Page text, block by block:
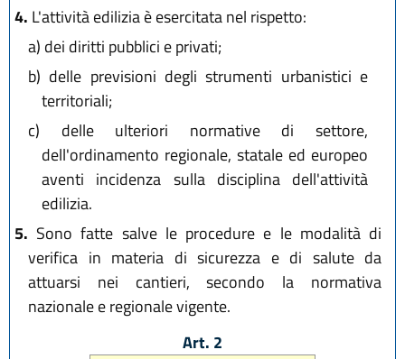
4. L'attività edilizia è esercitata nel rispetto:
a) dei diritti pubblici e privati;
b) delle previsioni degli strumenti urbanistici e
territoriali;
c) delle ulteriori normative di settore,
dell'ordinamento regionale, statale ed europeo
aventi incidenza sulla disciplina dell'attività
edilizia.
5. Sono fatte salve le procedure e le modalità di
verifica in materia di sicurezza e di salute da
attuarsi nei cantieri, secondo la normativa
nazionale e regionale vigente.
Art. 2